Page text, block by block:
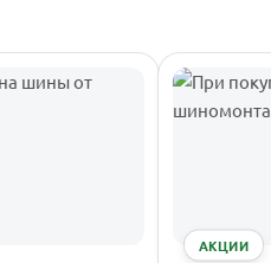
АКЦИИ